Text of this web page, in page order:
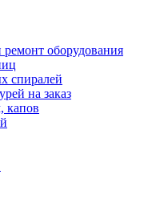
оборудования
спиралей
на заказ
капов